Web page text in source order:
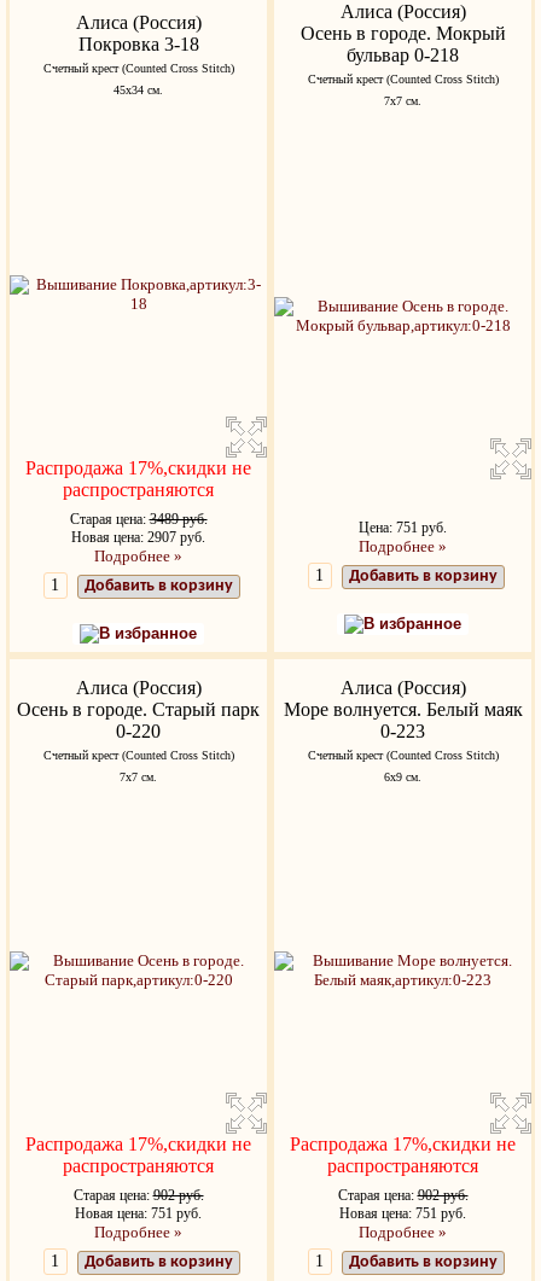
Алиса (Россия)
Покровка 3-18
Счетный крест (Counted Cross Stitch)
45x34 см.
Распродажа 17%,скидки не
распространяются
Старая цена:3489 руб.
Новая цена: 2907 руб.
Подробнее »
Добавить в корзину
В избранное
Алиса (Россия)
Осень в городе. Мокрый
бульвар 0-218
Счетный крест (Counted Cross Stitch)
7х7 см.
Цена: 751 руб.
Подробнее »
Добавить в корзину
В избранное
Алиса (Россия)
Осень в городе. Старый парк
0-220
Счетный крест (Counted Cross Stitch)
7х7 см.
Распродажа 17%,скидки не
распространяются
Старая цена:902 руб.
Новая цена: 751 руб.
Подробнее »
Добавить в корзину
Алиса (Россия)
Море волнуется. Белый маяк
0-223
Счетный крест (Counted Cross Stitch)
6х9 см.
Распродажа 17%,скидки не
распространяются
Старая цена:902 руб.
Новая цена: 751 руб.
Подробнее »
Добавить в корзину